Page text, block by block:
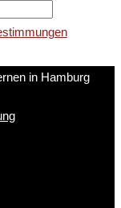
in Hamburg